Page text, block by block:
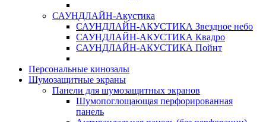
САУНДЛАЙН-Акустика
САУНДЛАЙН-АКУСТИКА Звездное небо
САУНДЛАЙН-АКУСТИКА Квадро
САУНДЛАЙН-АКУСТИКА Пойнт
Персональные кинозалы
Шумозащитные экраны
Панели для шумозащитных экранов
Шумопоглощающая перфорированная
панель